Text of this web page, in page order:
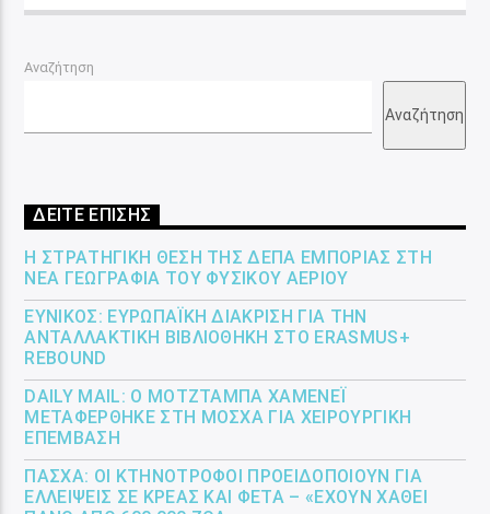
Αναζήτηση
Αναζήτηση
ΔΕΙΤΕ ΕΠΙΣΗΣ
Η ΣΤΡΑΤΗΓΙΚΉ ΘΈΣΗ ΤΗΣ ΔΕΠΑ ΕΜΠΟΡΊΑΣ ΣΤΗ
ΝΈΑ ΓΕΩΓΡΑΦΊΑ ΤΟΥ ΦΥΣΙΚΟΎ ΑΕΡΊΟΥ
ΕΎΝΙΚΟΣ: ΕΥΡΩΠΑΪΚΉ ΔΙΆΚΡΙΣΗ ΓΙΑ ΤΗΝ
ΑΝΤΑΛΛΑΚΤΙΚΉ ΒΙΒΛΙΟΘΉΚΗ ΣΤΟ ERASMUS+
REBOUND
DAILY MAIL: Ο ΜΟΤΖΤΆΜΠΑ ΧΑΜΕΝΕΪ́
ΜΕΤΑΦΈΡΘΗΚΕ ΣΤΗ ΜΌΣΧΑ ΓΙΑ ΧΕΙΡΟΥΡΓΙΚΉ
ΕΠΈΜΒΑΣΗ
ΠΆΣΧΑ: ΟΙ ΚΤΗΝΟΤΡΌΦΟΙ ΠΡΟΕΙΔΟΠΟΙΟΎΝ ΓΙΑ
ΕΛΛΕΊΨΕΙΣ ΣΕ ΚΡΈΑΣ ΚΑΙ ΦΈΤΑ – «ΈΧΟΥΝ ΧΑΘΕΊ